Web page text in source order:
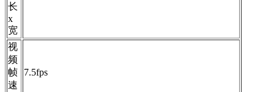
长
x
宽
视
频
帧
速
7.5fps